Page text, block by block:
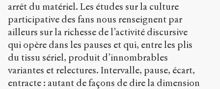
arrêt du matériel. Les études sur la culture
participative des fans nous renseignent par
ailleurs sur la richesse de l’activité discursive
qui opère dans les pauses et qui, entre les plis
du tissu sériel, produit d’innombrables
variantes et relectures. Intervalle, pause, écart,
entracte : autant de façons de dire la dimension